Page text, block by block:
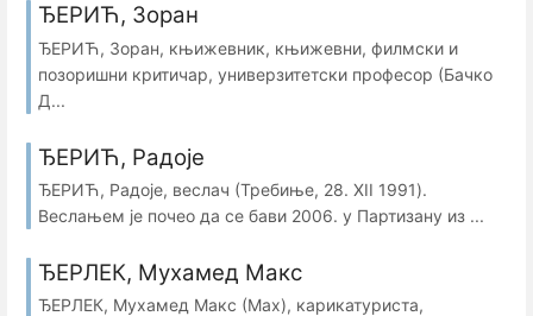
ЂЕРИЋ, Зоран
ЂЕРИЋ, Зоран, књижевник, књижевни, филмски и
позоришни критичар, универзитетски професор (Бачко
Д...
ЂЕРИЋ, Радоје
ЂЕРИЋ, Радоје, веслач (Требиње, 28. XII 1991).
Веслањем је почео да се бави 2006. у Партизану из ...
ЂЕРЛЕК, Мухамед Maкс
ЂЕРЛЕК, Мухамед Maкс (Маx), карикатуриста,